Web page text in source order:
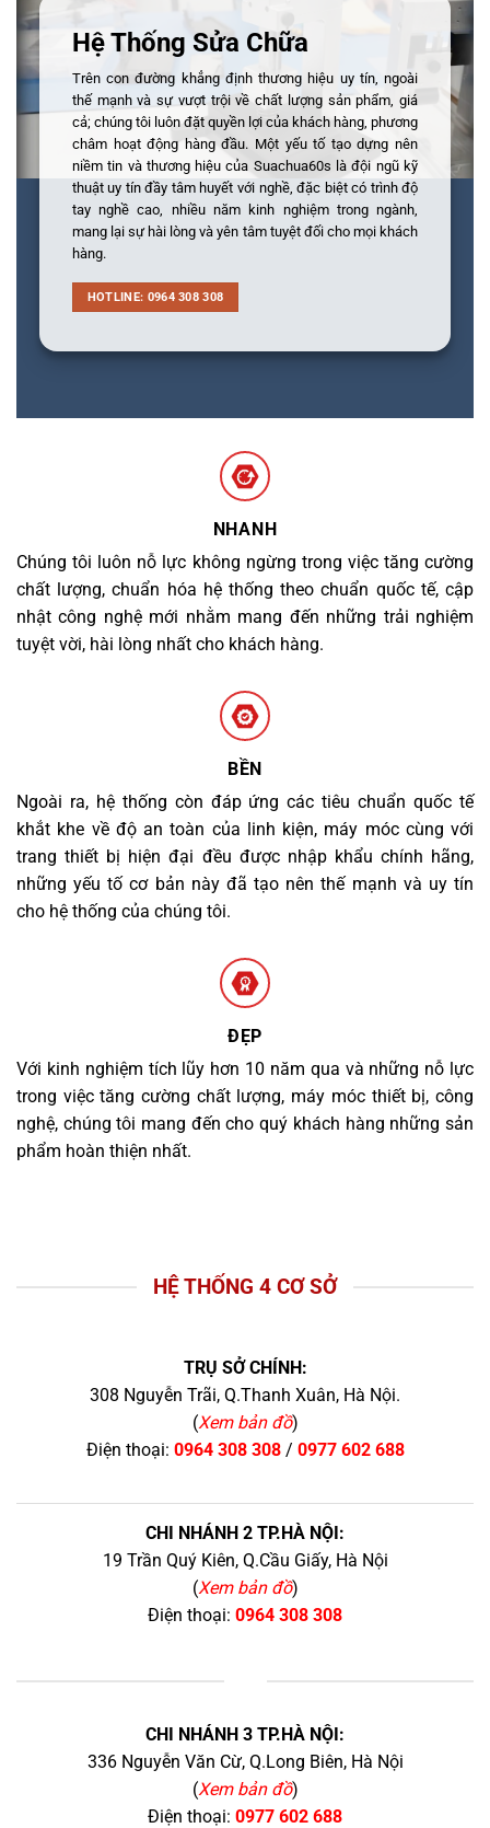
Hệ Thống Sửa Chữa
Trên con đường khẳng định thương hiệu uy tín, ngoài
thế mạnh và sự vượt trội về chất lượng sản phẩm, giá
cả; chúng tôi luôn đặt quyền lợi của khách hàng, phương
châm hoạt động hàng đầu. Một yếu tố tạo dựng nên
niềm tin và thương hiệu của Suachua60s là đội ngũ kỹ
thuật uy tín đầy tâm huyết với nghề, đặc biệt có trình độ
tay nghề cao, nhiều năm kinh nghiệm trong ngành,
mang lại sự hài lòng và yên tâm tuyệt đối cho mọi khách
hàng.
HOTLINE: 0964 308 308
NHANH
Chúng tôi luôn nỗ lực không ngừng trong việc tăng cường
chất lượng, chuẩn hóa hệ thống theo chuẩn quốc tế, cập
nhật công nghệ mới nhằm mang đến những trải nghiệm
tuyệt vời, hài lòng nhất cho khách hàng.
BỀN
Ngoài ra, hệ thống còn đáp ứng các tiêu chuẩn quốc tế
khắt khe về độ an toàn của linh kiện, máy móc cùng với
trang thiết bị hiện đại đều được nhập khẩu chính hãng,
những yếu tố cơ bản này đã tạo nên thế mạnh và uy tín
cho hệ thống của chúng tôi.
ĐẸP
Với kinh nghiệm tích lũy hơn 10 năm qua và những nỗ lực
trong việc tăng cường chất lượng, máy móc thiết bị, công
nghệ, chúng tôi mang đến cho quý khách hàng những sản
phẩm hoàn thiện nhất.
HỆ THỐNG 4 CƠ SỞ
TRỤ SỞ CHÍNH:
308 Nguyễn Trãi, Q.Thanh Xuân, Hà Nội.
(Xem bản đồ)
Điện thoại: 0964 308 308/ 0977 602 688
CHI NHÁNH 2 TP.HÀ NỘI:
19 Trần Quý Kiên, Q.Cầu Giấy, Hà Nội
(Xem bản đồ)
Điện thoại: 0964 308 308
CHI NHÁNH 3 TP.HÀ NỘI:
336 Nguyễn Văn Cừ, Q.Long Biên, Hà Nội
(Xem bản đồ)
Điện thoại: 0977 602 688